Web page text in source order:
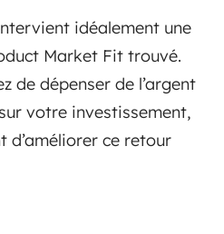
idéalement une
Market Fit trouvé.
de dépenser de l’argent
votre investissement,
d’améliorer ce retour